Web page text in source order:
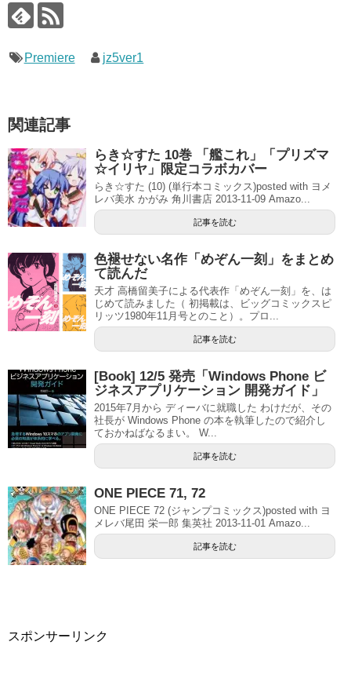
Premiere jz5ver1
関連記事
らき☆すた 10巻 「艦これ」「プリズマ
☆イリヤ」限定コラボカバー
らき☆すた (10) (単行本コミックス)posted with ヨメ
レバ美水 かがみ 角川書店 2013-11-09 Amazo...
記事を読む
色褪せない名作「めぞん一刻」をまとめ
て読んだ
天才 高橋留美子による代表作「めぞん一刻」を、は
じめて読みました（ 初掲載は、ビッグコミックスピ
リッツ1980年11月号とのこと）。プロ...
記事を読む
[Book] 12/5 発売「Windows Phone ビ
ジネスアプリケーション 開発ガイド」
2015年7月から ディーバに就職した わけだが、その
社長が Windows Phone の本を執筆したので紹介し
ておかねばなるまい。 W...
記事を読む
ONE PIECE 71, 72
ONE PIECE 72 (ジャンプコミックス)posted with ヨ
メレバ尾田 栄一郎 集英社 2013-11-01 Amazo...
記事を読む
スポンサーリンク